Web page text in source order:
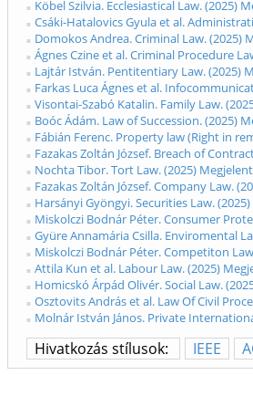
Köbel Szilvia. Ecclesiastical Law. (2025)
Csáki-Hatalovics Gyula et al.
Domokos Andrea. Criminal Law. (2025)
Ágnes Czine et al. Criminal Procedure
Lajtár István. Pentitentiary Law. (2025)
Farkas Luca Ágnes et al.
Visontai-Szabó Katalin. Family Law.
Boóc Ádám. Law of Succession. (2025)
Fábián Ferenc. Property law (Right in
Fazakas Zoltán József. Breach of
Nochta Tibor. Tort Law. (2025)
Fazakas Zoltán József. Company Law.
Harsányi Gyöngyi. Securities Law.
Miskolczi Bodnár Péter. Consumer
Gyüre Annamária Csilla. Enviromental
Miskolczi Bodnár Péter. Competiton
Attila Kun et al. Labour Law. (2025)
Homicskó Árpád Olivér. Social Law.
Osztovits András et al. Law Of Civil
Molnár István János. Private
Hivatkozás stílusok: IEEE